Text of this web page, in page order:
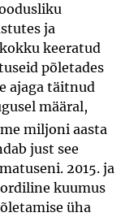
ja
keeratud
põletades
ajaga täitnud
määral,
miljoni aasta
just see
2015. ja
kuumus
üha